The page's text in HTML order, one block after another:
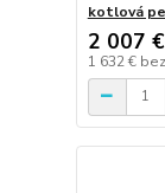
kotlová
2 007 €
1 632 €